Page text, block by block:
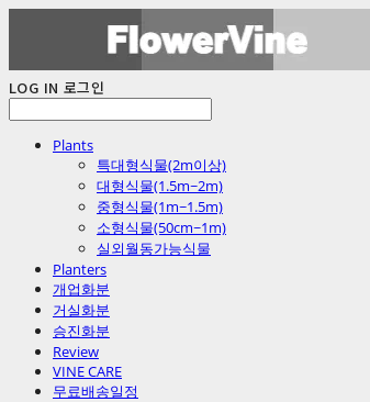
LOG IN 로그인
Plants
특대형식물(2m이상)
대형식물(1.5m~2m)
중형식물(1m~1.5m)
소형식물(50cm~1m)
실외월동가능식물
Planters
개업화분
거실화분
승진화분
Review
VINE CARE
무료배송일정